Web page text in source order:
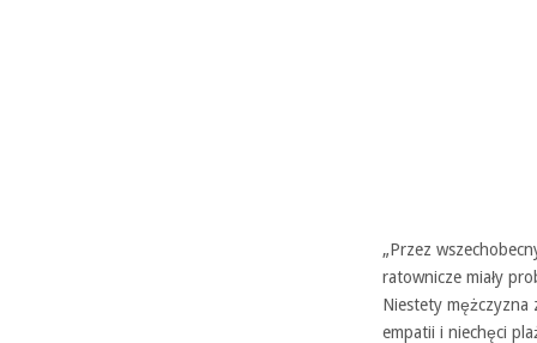
„Przez
ratownicze miały
Niestety mężczyzna
empatii i niechęci